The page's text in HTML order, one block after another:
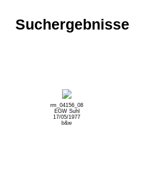
Suchergebnisse
rm_04156_08
EGW Suhl
17/05/1977
b&w